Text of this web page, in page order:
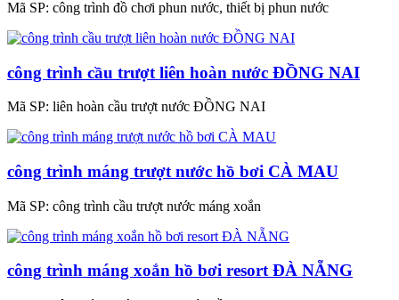
Mã SP: công trình đồ chơi phun nước, thiết bị phun nước
công trình cầu trượt liên hoàn nước ĐỒNG NAI
Mã SP: liên hoàn cầu trượt nước ĐỒNG NAI
công trình máng trượt nước hồ bơi CÀ MAU
Mã SP: công trình cầu trượt nước máng xoắn
công trình máng xoắn hồ bơi resort ĐÀ NẴNG